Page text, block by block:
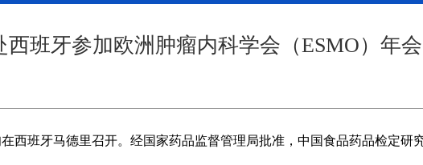
西班牙参加欧洲肿瘤内科学会（ESMO）年会
西班牙马德里召开。经国家药品监督管理局批准，中国食品药品检定研